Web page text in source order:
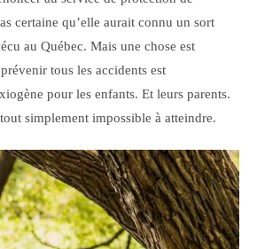
certaine qu’elle aurait connu un sort
au Québec. Mais une chose est
tous les accidents est
pour les enfants. Et leurs parents.
simplement impossible à atteindre.